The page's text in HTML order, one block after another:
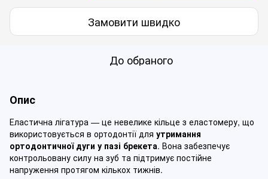
Замовити швидко
До обраного
Опис
Еластична лігатура — це невелике кільце з еластомеру, що
використовується в ортодонтії для утримання
ортодонтичної дуги у пазі брекета. Вона забезпечує
контрольовану силу на зуб та підтримує постійне
напруження протягом кількох тижнів.